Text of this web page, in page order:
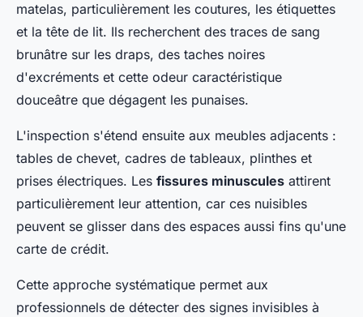
matelas, particulièrement les coutures, les étiquettes
et la tête de lit. Ils recherchent des traces de sang
brunâtre sur les draps, des taches noires
d'excréments et cette odeur caractéristique
douceâtre que dégagent les punaises.
L'inspection s'étend ensuite aux meubles adjacents :
tables de chevet, cadres de tableaux, plinthes et
prises électriques. Les fissures minuscules attirent
particulièrement leur attention, car ces nuisibles
peuvent se glisser dans des espaces aussi fins qu'une
carte de crédit.
Cette approche systématique permet aux
professionnels de détecter des signes invisibles à